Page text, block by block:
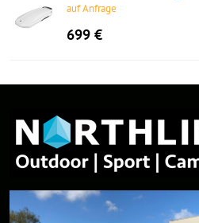
auf Anfrage
699 €